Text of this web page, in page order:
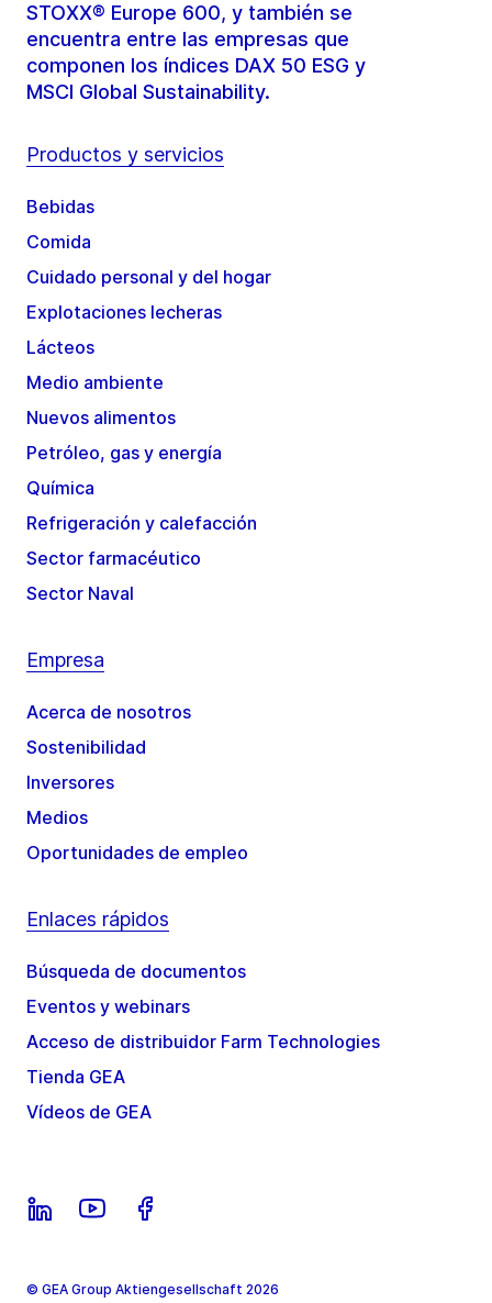
STOXX® Europe 600, y también se
encuentra entre las empresas que
componen los índices DAX 50 ESG y
MSCI Global Sustainability.
Productos y servicios
Bebidas
Comida
Cuidado personal y del hogar
Explotaciones lecheras
Lácteos
Medio ambiente
Nuevos alimentos
Petróleo, gas y energía
Química
Refrigeración y calefacción
Sector farmacéutico
Sector Naval
Empresa
Acerca de nosotros
Sostenibilidad
Inversores
Medios
Oportunidades de empleo
Enlaces rápidos
Búsqueda de documentos
Eventos y webinars
Acceso de distribuidor Farm Technologies
Tienda GEA
Vídeos de GEA
© GEA Group Aktiengesellschaft 2026